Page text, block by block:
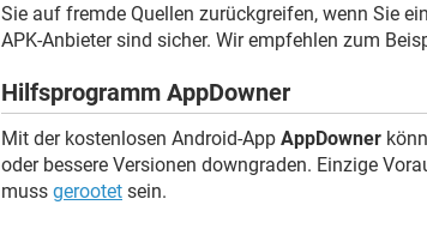
Sie auf fremde Quellen zurückgreifen, wenn Sie
APK-Anbieter sind sicher. Wir empfehlen zum
Hilfsprogramm AppDowner
Mit der kostenlosen Android-App AppDowner
oder bessere Versionen downgraden. Einzige
muss gerootet sein.